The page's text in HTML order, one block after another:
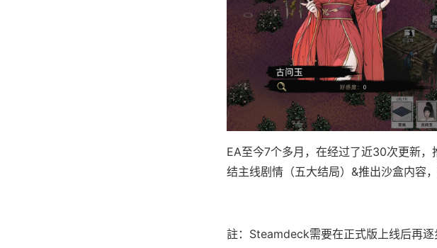
EA至今7个多月，在经过了近30次更新
结主线剧情（五大结局）&推出沙盒内容
註：Steamdeck需要在正式版上线后再